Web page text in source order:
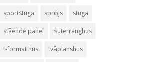
sportstuga spröjs stuga
stående panel suterränghus
t-format hus tvåplanshus